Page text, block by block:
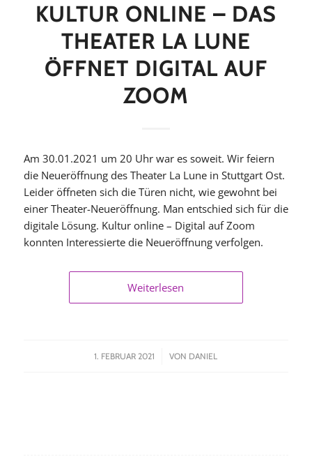
KULTUR ONLINE – DAS
THEATER LA LUNE
ÖFFNET DIGITAL AUF
ZOOM
Am 30.01.2021 um 20 Uhr war es soweit. Wir feiern
die Neueröffnung des Theater La Lune in Stuttgart Ost.
Leider öffneten sich die Türen nicht, wie gewohnt bei
einer Theater-Neueröffnung. Man entschied sich für die
digitale Lösung. Kultur online – Digital auf Zoom
konnten Interessierte die Neueröffnung verfolgen.
Weiterlesen
1. FEBRUAR 2021
/ VON DANIEL